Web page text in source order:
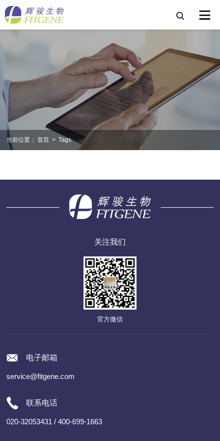
当前位置： 首页 > Tags
关注我们
官方微信
电子邮箱
service@fitgene.com
联系电话
020-32053431 / 400-699-1663